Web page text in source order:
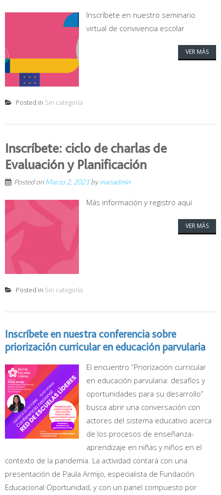
Inscríbete en nuestro seminario
virtual de convivencia escolar
VER MÁS
Posted in Sin categoría
Inscríbete: ciclo de charlas de
Evaluación y Planificación
Posted on Marzo 2, 2021 bymanadmin
Más información y registro aquí
VER MÁS
Posted in Sin categoría
Inscríbete en nuestra conferencia sobre
priorización curricular en educación parvularia
El encuentro “Priorización curricular
en educación parvularia: desafíos y
oportunidades para su desarrollo”
busca abrir una conversación con
actores del sistema educativo acerca
de los procesos de enseñanza-
aprendizaje en niñas y niños en el
contexto de la pandemia. La actividad contará con una
presentación de Paula Armijo, especialista de Fundación
Educacional Oportunidad, y con un panel compuesto por